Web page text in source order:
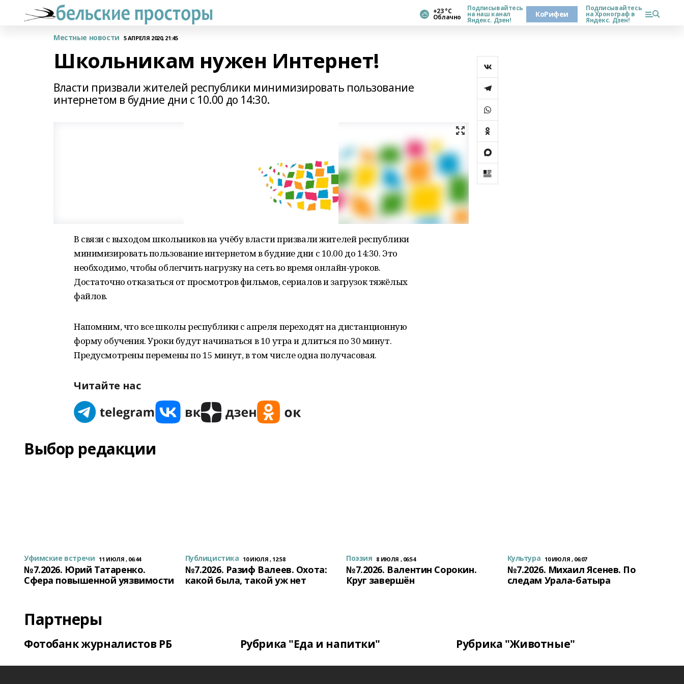
+23 °С
Облачно
Подписывайтесь
на наш канал
Яндекс. Дзен!
КоРифеи
Подписывайтесь
на Хронограф в
Яндекс. Дзен!
Местные новости 5 АПРЕЛЯ 2020, 21:45
Школьникам нужен Интернет!
Власти призвали жителей республики минимизировать пользование
интернетом в будние дни с 10.00 до 14:30.
В связи с выходом школьников на учёбу власти призвали жителей республики
минимизировать пользование интернетом в будние дни с 10.00 до 14:30. Это
необходимо, чтобы облегчить нагрузку на сеть во время онлайн-уроков.
Достаточно отказаться от просмотров фильмов, сериалов и загрузок тяжёлых
файлов.
Напомним, что все школы республики с апреля переходят на дистанционную
форму обучения. Уроки будут начинаться в 10 утра и длиться по 30 минут.
Предусмотрены перемены по 15 минут, в том числе одна получасовая.
Читайте нас
Выбор редакции
Уфимские встречи 11 ИЮЛЯ , 06:44
№7.2026. Юрий Татаренко.
Сфера повышенной уязвимости
Публицистика 10 ИЮЛЯ , 12:58
№7.2026. Разиф Валеев. Охота:
какой была, такой уж нет
Поэзия 8 ИЮЛЯ , 06:54
№7.2026. Валентин Сорокин.
Круг завершён
Культура 10 ИЮЛЯ , 06:07
№7.2026. Михаил Ясенев. По
следам Урала-батыра
Партнеры
Фотобанк журналистов РБ Рубрика "Еда и напитки" Рубрика "Животные"